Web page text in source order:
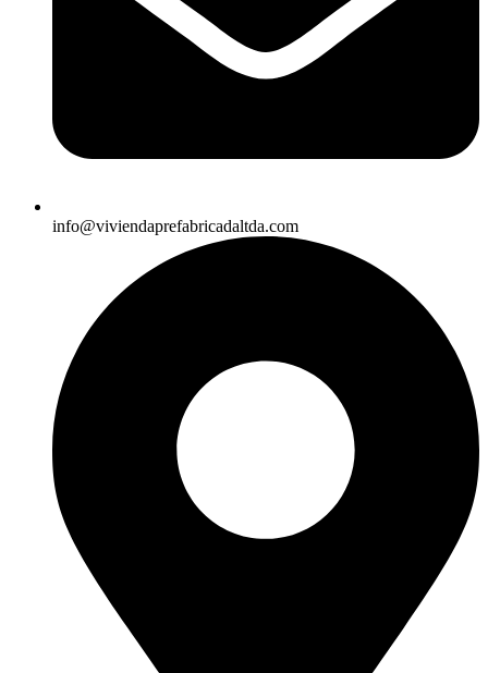
info@viviendaprefabricadaltda.com